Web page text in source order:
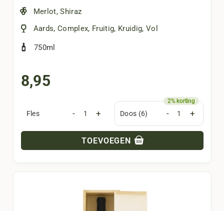
Merlot,Shiraz
Aards, Complex, Fruitig, Kruidig,Vol
750ml
8,95
Fles - + Doos (6) - +
TOEVOEGEN